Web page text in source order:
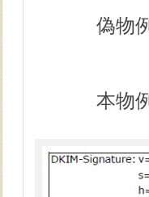
偽物例
本物例